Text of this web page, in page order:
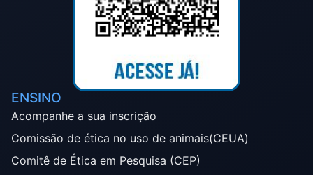
ENSINO
Acompanhe a sua inscrição
Comissão de ética no uso de animais(CEUA)
Comitê de Ética em Pesquisa (CEP)